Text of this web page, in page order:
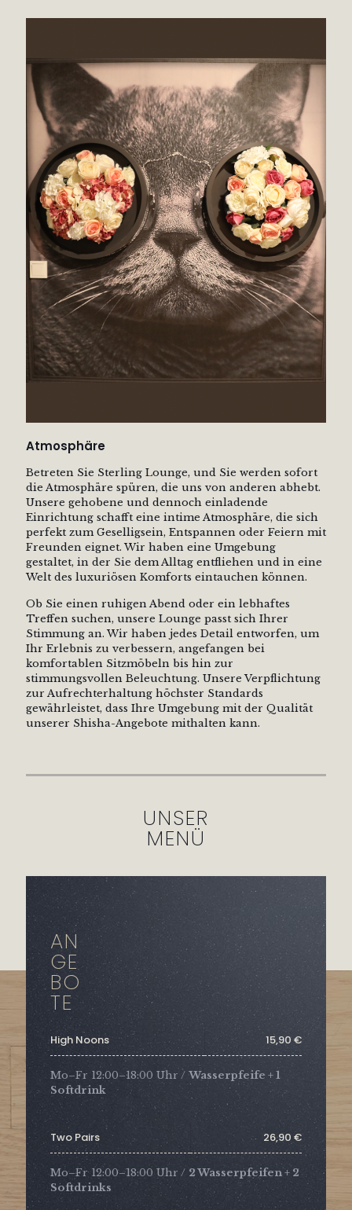
Atmosphäre
Betreten Sie Sterling Lounge, und Sie werden sofort
die Atmosphäre spüren, die uns von anderen abhebt.
Unsere gehobene und dennoch einladende
Einrichtung schafft eine intime Atmosphäre, die sich
perfekt zum Geselligsein, Entspannen oder Feiern mit
Freunden eignet. Wir haben eine Umgebung
gestaltet, in der Sie dem Alltag entfliehen und in eine
Welt des luxuriösen Komforts eintauchen können.
Ob Sie einen ruhigen Abend oder ein lebhaftes
Treffen suchen, unsere Lounge passt sich Ihrer
Stimmung an. Wir haben jedes Detail entworfen, um
Ihr Erlebnis zu verbessern, angefangen bei
komfortablen Sitzmöbeln bis hin zur
stimmungsvollen Beleuchtung. Unsere Verpflichtung
zur Aufrechterhaltung höchster Standards
gewährleistet, dass Ihre Umgebung mit der Qualität
unserer Shisha-Angebote mithalten kann.
UNSER
MENÜ
AN
GE
BO
TE
High Noons 15,90 €
Mo–Fr 12:00–18:00 Uhr / Wasserpfeife + 1
Softdrink
Two Pairs 26,90 €
Mo–Fr 12:00–18:00 Uhr / 2 Wasserpfeifen + 2
Softdrinks